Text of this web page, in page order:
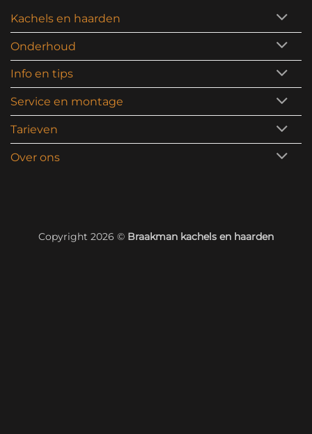
Kachels en haarden
Onderhoud
Info en tips
Service en montage
Tarieven
Over ons
Copyright 2026 © Braakman kachels en haarden